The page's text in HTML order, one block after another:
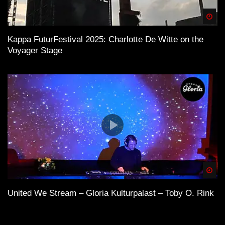
Kappa FuturFestival 2025: Charlotte De Witte on the
Voyager Stage
United We Stream – Gloria Kulturpalast – Toby O. Rink